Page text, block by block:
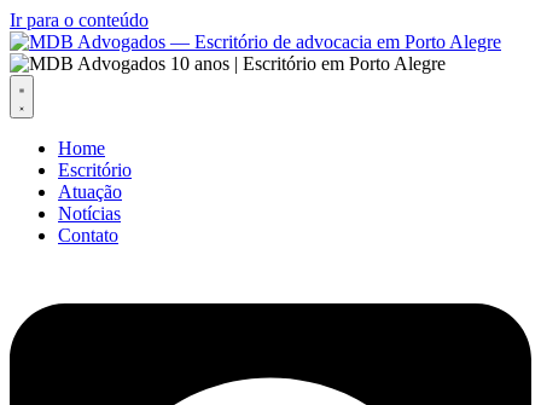
Ir para o conteúdo
Home
Escritório
Atuação
Notícias
Contato